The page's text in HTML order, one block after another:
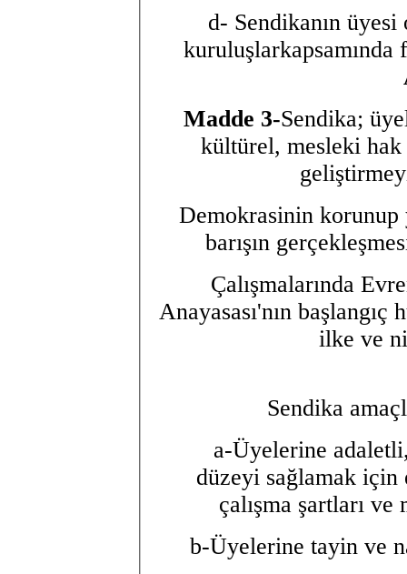
d- Sendikanın
Madde 3-Sendika;
kültürel, mesleki
Demokrasinin korunup
barışın
Çalışmalarında
Anayasası'nın
ilke ve
Sendika
a-Üyelerine
düzeyi sağlamak
çalışma şartları ve
b-Üyelerine tayin ve